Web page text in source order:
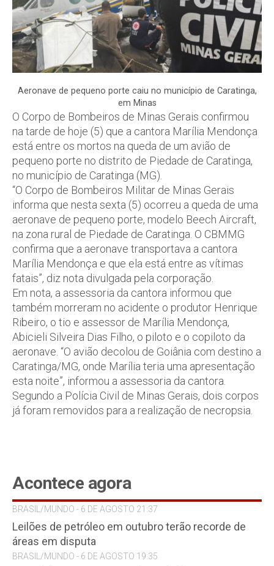
Aeronave de pequeno porte caiu no município de Caratinga,
em Minas
O Corpo de Bombeiros de Minas Gerais confirmou
na tarde de hoje (5) que a cantora Marília Mendonça
está entre os mortos na queda de um avião de
pequeno porte no distrito de Piedade de Caratinga,
no município de Caratinga (MG).
“O Corpo de Bombeiros Militar de Minas Gerais
informa que nesta sexta (5) ocorreu a queda de uma
aeronave de pequeno porte, modelo Beech Aircraft,
na zona rural de Piedade de Caratinga. O CBMMG
confirma que a aeronave transportava a cantora
Marília Mendonça e que ela está entre as vítimas
fatais”, diz nota divulgada pela corporação.
Em nota, a assessoria da cantora informou que
também morreram no acidente o produtor Henrique
Ribeiro, o tio e assessor de Marília Mendonça,
Abicieli Silveira Dias Filho, o piloto e o copiloto da
aeronave. “O avião decolou de Goiânia com destino a
Caratinga/MG, onde Marília teria uma apresentação
esta noite”, informou a assessoria da cantora.
Segundo a Polícia Civil de Minas Gerais, dois corpos
já foram removidos para a realização de necropsia.
Acontece agora
BRASIL/MUNDO - 6 DE AGOSTO 21:37
Leilões de petróleo em outubro terão recorde de
áreas em disputa
BRASIL/MUNDO - 6 DE AGOSTO 19:35